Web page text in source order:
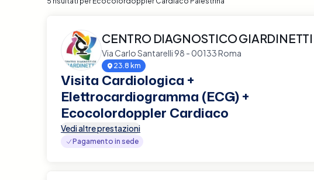
CENTRO DIAGNOSTICO GIARDINETTI
Via Carlo Santarelli 98 - 00133 Roma
23.8 km
Visita Cardiologica +
Elettrocardiogramma (ECG) +
Ecocolordoppler Cardiaco
Vedi altre prestazioni
Pagamento in sede